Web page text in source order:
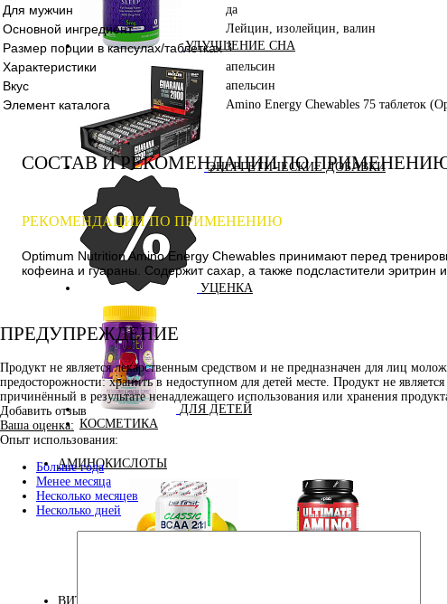
УЛУЧШЕНИЕ СНА
ЭНЕРГЕТИЧЕСКИЕ ДОБАВКИ
УЦЕНКА
ДЛЯ ДЕТЕЙ
КОСМЕТИКА
АМИНОКИСЛОТЫ
ВИТАМИНЫ И МИНЕРАЛЫ
Для мужчин да
Основной ингредиент Лейцин, изолейцин, валин
Размер порции в капсулах/таблетках 3
Характеристики апельсин
Вкус апельсин
Элемент каталога Amino Energy Chewables 75 таблеток
СОСТАВ И РЕКОМЕНДАЦИИ ПО
РЕКОМЕНДАЦИИ ПО ПРИМЕНЕНИЮ
Optimum Nutrition Amino Energy Chewables принимают перед
кофеина и гуараны. Содержит сахар, а также подсластители эритрин и
ПРЕДУПРЕЖДЕНИЕ
Продукт не является лекарственным средством и не предназначен для лиц
предосторожности: хранить в недоступном для детей месте. Продукт не
причинённый в результате ненадлежащего использования или хранения
Добавить отзыв
Ваша оценка:
Опыт использования:
Больше года
Менее месяца
Несколько месяцев
Несколько дней